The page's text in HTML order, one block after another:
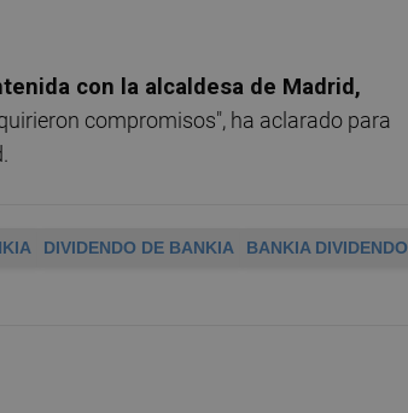
con la alcaldesa de Madrid,
compromisos", ha aclarado para
DIVIDENDO DE BANKIA
BANKIA DIVIDENDO